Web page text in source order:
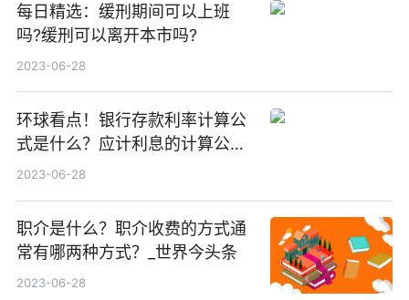
每日精选：缓刑期间可以上班
吗?缓刑可以离开本市吗?
2023-06-28
环球看点！银行存款利率计算公
式是什么？应计利息的计算公式
是什么？
2023-06-28
职介是什么？职介收费的方式通
常有哪两种方式？_世界今头条
2023-06-28